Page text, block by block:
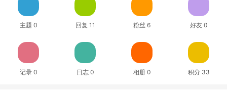
主题 0 回复 11 粉丝 6 好友 0
记录 0 日志 0 相册 0 积分 33